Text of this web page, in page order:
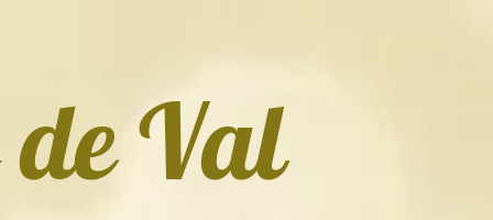
de Val